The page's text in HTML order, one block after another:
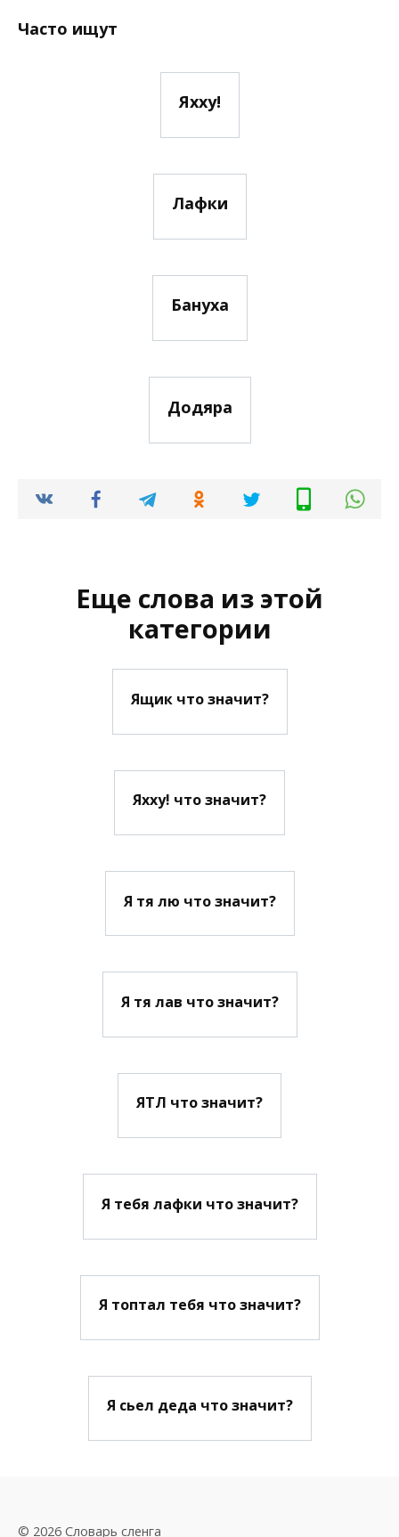
Часто ищут
Яхху!
Лафки
Бануха
Додяра
Еще слова из этой
категории
Ящик что значит?
Яхху! что значит?
Я тя лю что значит?
Я тя лав что значит?
ЯТЛ что значит?
Я тебя лафки что значит?
Я топтал тебя что значит?
Я сьел деда что значит?
© 2026 Словарь сленга